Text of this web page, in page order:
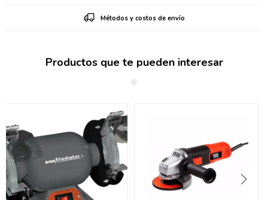
Métodos y costos de envío
Productos que te pueden interesar